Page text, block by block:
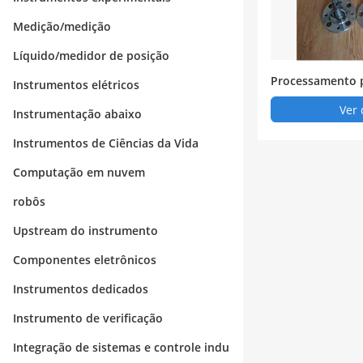
Medição/medição
Líquido/medidor de posição
Instrumentos elétricos
Instrumentação abaixo
Instrumentos de Ciências da Vida
Computação em nuvem
robôs
Upstream do instrumento
Componentes eletrônicos
Instrumentos dedicados
Instrumento de verificação
Integração de sistemas e controle indu
Processamento
de amostragem
bo de alta
Ver